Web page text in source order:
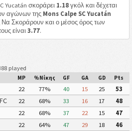
Yucatán σκοράρει 1.18γκόλ και δέχεται
αγώνων της Mons Calpe SC Yucatán
Να Σκοράρουν και ο μέσος όρος των
είναι 3.77.
played
MP %Νίκης GF GA GD Pts
22 77% 40 15 25
53
22 68% 33 16 17
48
22 68% 37 22 15
47
22 64% 47 29 18
46